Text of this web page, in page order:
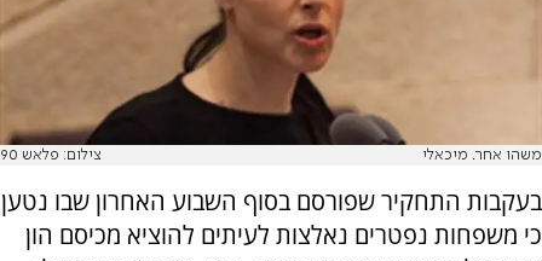
משהו אחר. מיכאלי צילום: פלאש 90
בעקבות התחקיר שפורסם בסוף השבוע האחרון שבו נטען
כי משפחות נפטרים נאלצות לעיתים להוציא מכיסם הון